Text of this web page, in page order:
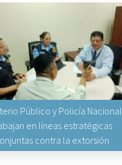
Público y Policía Nacional
en líneas estratégicas
contra la extorsión